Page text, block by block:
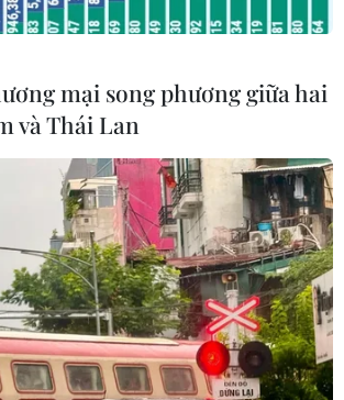
đẩy nhanh tiến độ dự án kết nối
Thành
mại song phương giữa hai
và Thái Lan